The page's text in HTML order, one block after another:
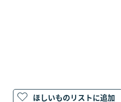
ほしいものリストに追加